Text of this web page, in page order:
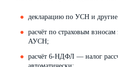
декларацию по УСН и другие
расчёт по страховым
АУСН;
расчёт 6-НДФЛ — налог